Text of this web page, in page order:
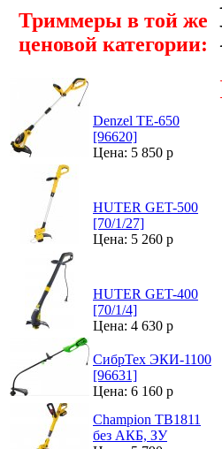
Триммеры в той же
ценовой категории:
Denzel TE-650
[96620]
Цена: 5 850 р
HUTER GET-500
[70/1/27]
Цена: 5 260 р
HUTER GET-400
[70/1/4]
Цена: 4 630 р
СибрТех ЭКИ-1100
[96631]
Цена: 6 160 р
Champion ТB1811
без АКБ, ЗУ